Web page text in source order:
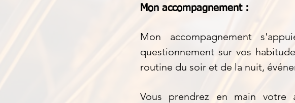
Mon accompagnement​ :
Mon accompagnement
questionnement sur vos
routine du soir et de la nuit,
Vous prendrez en main votre